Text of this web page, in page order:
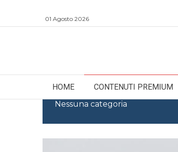
01 Agosto 2026
HOME CONTENUTI PREMIUM
Nessuna categoria